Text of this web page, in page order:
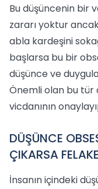
Bu düşüncenin bir
zararı yoktur
abla kardeşini
başlarsa bu bir
düşünce ve
Önemli olan bu tür
vicdanının
DÜŞÜNCE
ÇIKARSA
İnsanın içindeki